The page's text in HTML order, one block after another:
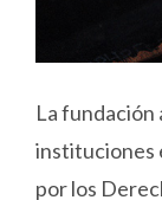
La fundación
instituciones
por los